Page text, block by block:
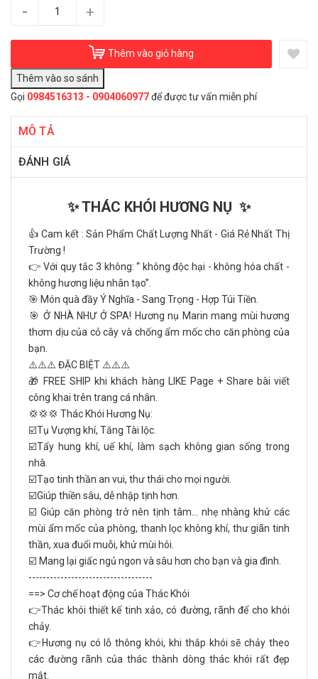
- +
Thêm vào giỏ hàng
Gọi 0984516313 - 0904060977để được tư vấn miễn phí
MÔ TẢ
ĐÁNH GIÁ
✨ THÁC KHÓI HƯƠNG NỤ ✨
👍 Cam kết : Sản Phẩm Chất Lượng Nhất - Giá Rẻ Nhất Thị
Trường !
👉 Với quy tắc 3 không: “ không độc hại - không hóa chất -
không hương liệu nhân tạo”.
️🎯 Món quà đầy Ý Nghĩa - Sang Trọng - Hợp Túi Tiền.
️🎯 Ở NHÀ NHƯ Ở SPA! Hương nụ Marin mang mùi hương
thơm dịu của cỏ cây và chống ẩm mốc cho căn phòng của
bạn.
⚠️⚠️⚠️ ĐẶC BIỆT ⚠️⚠️⚠️
🎁 FREE SHIP khi khách hàng LIKE Page + Share bài viết
công khai trên trang cá nhân.
💢💢💢 Thác Khói Hương Nụ:
☑️Tụ Vượng khí, Tăng Tài lộc.
☑️Tẩy hung khí, uế khí, làm sạch không gian sống trong
nhà.
☑️Tạo tinh thần an vui, thư thái cho mọi người.
☑️Giúp thiền sâu, dễ nhập tịnh hơn.
☑️ Giúp căn phòng trở nên tịnh tâm... nhẹ nhàng khử các
mùi ẩm mốc của phòng, thanh lọc không khí, thư giãn tinh
thần, xua đuổi muỗi, khử mùi hôi.
☑️ Mang lại giấc ngủ ngon và sâu hơn cho bạn và gia đình.
-----------------------------------
==> Cơ chế hoạt động của Thác Khói
👉Thác khói thiết kế tinh xảo, có đường, rãnh để cho khói
chảy.
👉Hương nụ có lỗ thông khói, khi thắp khói sẽ chảy theo
các đường rãnh của thác thành dòng thác khói rất đẹp
mắt.